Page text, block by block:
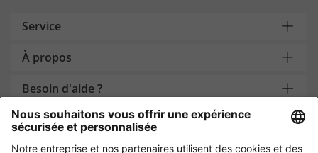
Service
À propos
Besoin d'aide ?
Payment and Delivery